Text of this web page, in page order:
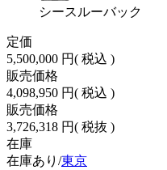
シースルーバック
定価
5,500,000 円( 税込 )
販売価格
4,098,950 円( 税込 )
販売価格
3,726,318 円( 税抜 )
在庫
在庫あり/東京